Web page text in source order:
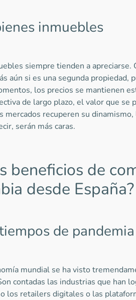
inmuebles
siempre tienden a apreciarse.
aún si es una segunda propiedad,
los precios se mantienen
de largo plazo, el valor que se
mercados recuperen su
serán más caras.
beneficios de
desde España?
de pandemia
mundial se ha visto
contadas las industrias que han
los retailers digitales o las